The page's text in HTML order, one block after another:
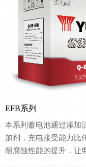
EFB系列
本系列蓄电池通过添加
加剂，充电接受能力比
耐腐蚀性能的提升，让